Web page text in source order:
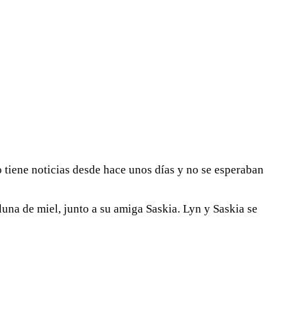
noticias desde hace unos días y no se esperaban
de miel, junto a su amiga Saskia. Lyn y Saskia se